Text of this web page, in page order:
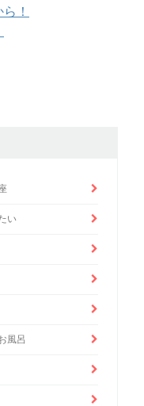
！
い
風呂